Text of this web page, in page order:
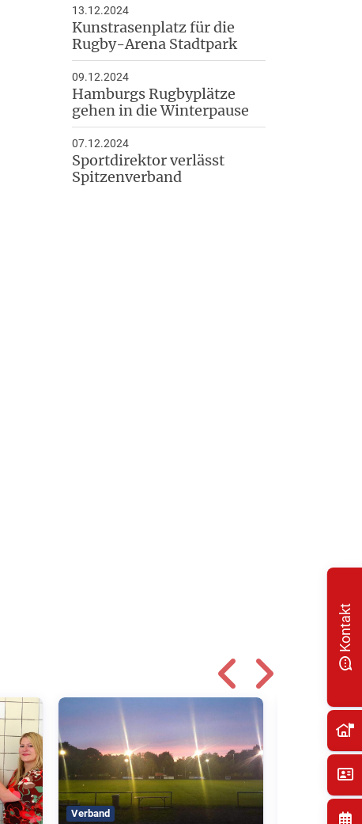
13.12.2024
Kunstrasenplatz für die
Rugby-Arena Stadtpark
09.12.2024
Hamburgs Rugbyplätze
gehen in die Winterpause
07.12.2024
Sportdirektor verlässt
Spitzenverband
Verband
Kontakt